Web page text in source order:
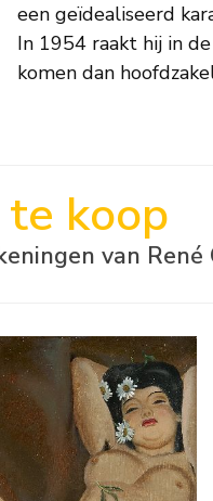
komen dan
koop
van René